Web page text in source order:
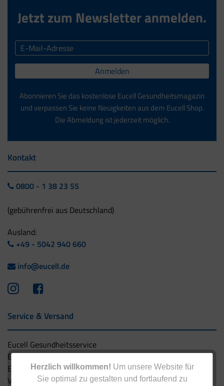
Herzlich willkommen! Um unsere Website für
Sie optimal zu gestalten und fortlaufend zu
Jetzt zum Newsletter anmelden.
Anmelden
Abonnieren Sie das kostenlose Eucell Gesundheitsmagazin
und verpassen Sie keine Neuigkeiten aus dem Eucell Shop.
Die Abmeldung ist jederzeit möglich.
Kontakt
0800 - 1 38 23 55
(gebührenfrei aus Deutschland)
Ausland:
+49 - 5042 940 660
info@eucell.de
Service & Versand
Eucell Gesundheitsservice
Eucell Ernährungscoach
Eucell Fitness Coach
Versandbedingungen